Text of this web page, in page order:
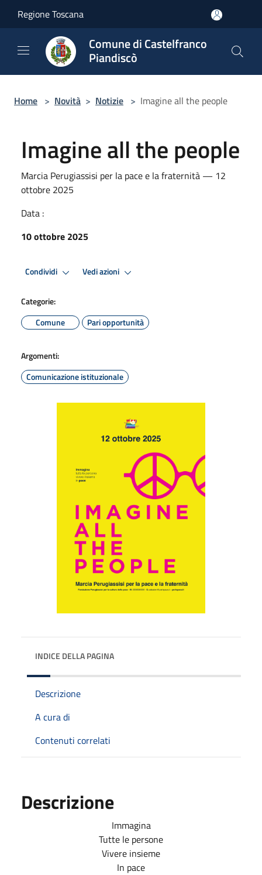
Regione Toscana
Comune di Castelfranco
Piandiscò
Home > Novità > Notizie > Imagine all the people
Imagine all the people
Marcia Perugiassisi per la pace e la fraternità — 12
ottobre 2025
Data :
10 ottobre 2025
Condividi Vedi azioni
Categorie:
Comune
Pari opportunità
Argomenti:
Comunicazione istituzionale
INDICE DELLA PAGINA
Descrizione
A cura di
Contenuti correlati
Descrizione
Immagina
Tutte le persone
Vivere insieme
In pace